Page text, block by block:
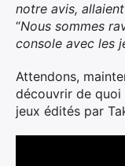
notre avis,
“Nous sommes
console avec les
Attendons,
découvrir de quoi
jeux édités par